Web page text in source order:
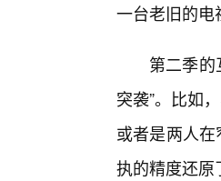
一台老旧的电
第二季的
突袭”。比如
或者是两人
执的精度还原